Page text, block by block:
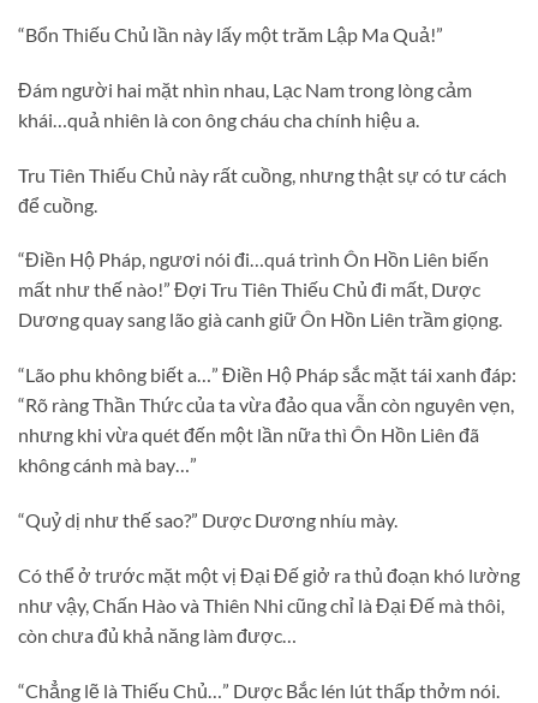
“Bổn Thiếu Chủ lần này lấy một trăm Lập Ma Quả!”
Đám người hai mặt nhìn nhau, Lạc Nam trong lòng cảm
khái…quả nhiên là con ông cháu cha chính hiệu a.
Tru Tiên Thiếu Chủ này rất cuồng, nhưng thật sự có tư cách
để cuồng.
“Điền Hộ Pháp, ngươi nói đi…quá trình Ôn Hồn Liên biến
mất như thế nào!” Đợi Tru Tiên Thiếu Chủ đi mất, Dược
Dương quay sang lão già canh giữ Ôn Hồn Liên trầm giọng.
“Lão phu không biết a…” Điền Hộ Pháp sắc mặt tái xanh đáp:
“Rõ ràng Thần Thức của ta vừa đảo qua vẫn còn nguyên vẹn,
nhưng khi vừa quét đến một lần nữa thì Ôn Hồn Liên đã
không cánh mà bay…”
“Quỷ dị như thế sao?” Dược Dương nhíu mày.
Có thể ở trước mặt một vị Đại Đế giở ra thủ đoạn khó lường
như vậy, Chấn Hào và Thiên Nhi cũng chỉ là Đại Đế mà thôi,
còn chưa đủ khả năng làm được…
“Chẳng lẽ là Thiếu Chủ…” Dược Bắc lén lút thấp thởm nói.